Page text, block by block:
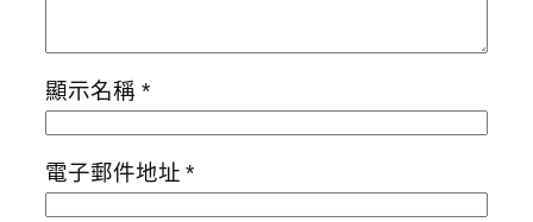
顯示名稱 *
電子郵件地址*